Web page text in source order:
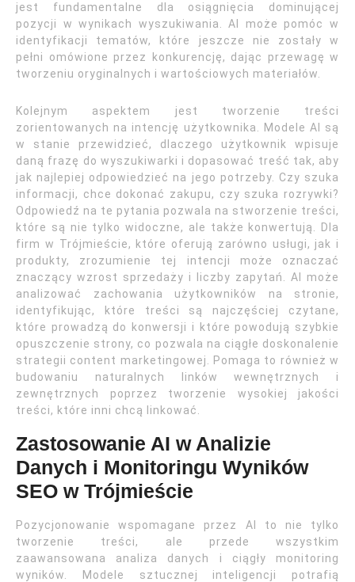
jest fundamentalne dla osiągnięcia dominującej
pozycji w wynikach wyszukiwania. AI może pomóc w
identyfikacji tematów, które jeszcze nie zostały w
pełni omówione przez konkurencję, dając przewagę w
tworzeniu oryginalnych i wartościowych materiałów.
Kolejnym aspektem jest tworzenie treści
zorientowanych na intencję użytkownika. Modele AI są
w stanie przewidzieć, dlaczego użytkownik wpisuje
daną frazę do wyszukiwarki i dopasować treść tak, aby
jak najlepiej odpowiedzieć na jego potrzeby. Czy szuka
informacji, chce dokonać zakupu, czy szuka rozrywki?
Odpowiedź na te pytania pozwala na stworzenie treści,
które są nie tylko widoczne, ale także konwertują. Dla
firm w Trójmieście, które oferują zarówno usługi, jak i
produkty, zrozumienie tej intencji może oznaczać
znaczący wzrost sprzedaży i liczby zapytań. AI może
analizować zachowania użytkowników na stronie,
identyfikując, które treści są najczęściej czytane,
które prowadzą do konwersji i które powodują szybkie
opuszczenie strony, co pozwala na ciągłe doskonalenie
strategii content marketingowej. Pomaga to również w
budowaniu naturalnych linków wewnętrznych i
zewnętrznych poprzez tworzenie wysokiej jakości
treści, które inni chcą linkować.
Zastosowanie AI w Analizie
Danych i Monitoringu Wyników
SEO w Trójmieście
Pozycjonowanie wspomagane przez AI to nie tylko
tworzenie treści, ale przede wszystkim
zaawansowana analiza danych i ciągły monitoring
wyników. Modele sztucznej inteligencji potrafią